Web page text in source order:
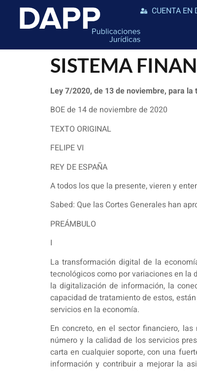
CUENTA EN
SISTEMA
Ley 7/2020, de 13 de noviembre, para
BOE de 14 de noviembre de 2020
TEXTO ORIGINAL
FELIPE VI
REY DE ESPAÑA
A todos los que la presente, vieren y
Sabed: Que las Cortes Generales han
PREÁMBULO
I
La transformación digital de la
tecnológicos como por variaciones en la
la digitalización de información, la
capacidad de tratamiento de estos,
servicios en la economía.
En concreto, en el sector financiero,
número y la calidad de los servicios
carta en cualquier soporte, con una
información y contribuir a mejorar la